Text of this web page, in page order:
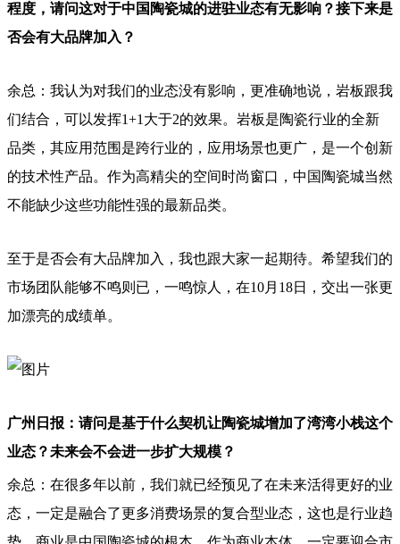
程度，请问这对于中国陶瓷城的进驻业态有无影响？接下来是
否会有大品牌加入？
余总：我认为对我们的业态没有影响，更准确地说，岩板跟我
们结合，可以发挥1+1大于2的效果。岩板是陶瓷行业的全新
品类，其应用范围是跨行业的，应用场景也更广，是一个创新
的技术性产品。作为高精尖的空间时尚窗口，中国陶瓷城当然
不能缺少这些功能性强的最新品类。
至于是否会有大品牌加入，我也跟大家一起期待。希望我们的
市场团队能够不鸣则已，一鸣惊人，在10月18日，交出一张更
加漂亮的成绩单。
广州日报：请问是基于什么契机让陶瓷城增加了湾湾小栈这个
业态？未来会不会进一步扩大规模？
余总：在很多年以前，我们就已经预见了在未来活得更好的业
态，一定是融合了更多消费场景的复合型业态，这也是行业趋